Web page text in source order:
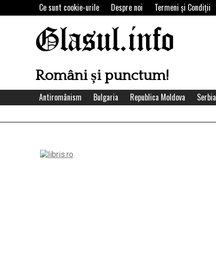
to
Ce sunt cookie-urile Despre noi Termeni şi Condiţii
Glasul.info
Români și punctum!
Antiromânism Bulgaria Republica Moldova Serbia
Left
Asides